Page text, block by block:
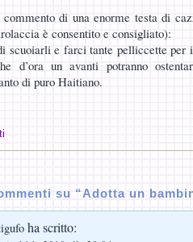
di una enorme testa di
è consentito e consigliato):
scuoiarli e farci tante pelliccette
d’ora un avanti potranno
di puro Haitiano.
su “Adotta un
ha scritto: